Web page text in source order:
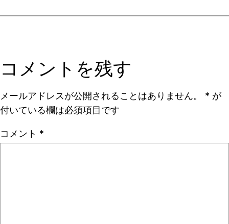
コメントを残す
メールアドレスが公開されることはありません。 * が
付いている欄は必須項目です
コメント *